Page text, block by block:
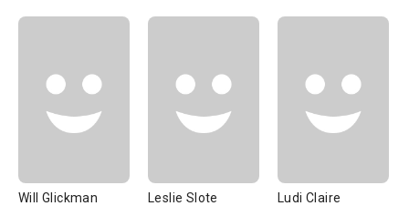
Will Glickman Leslie Slote Ludi Claire